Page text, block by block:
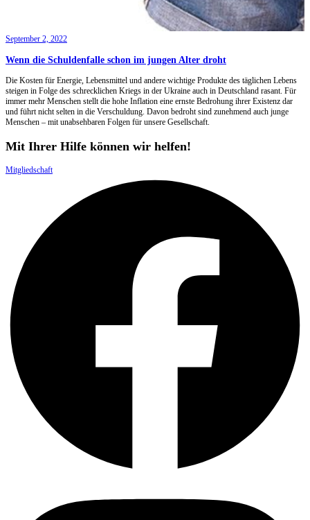
September 2, 2022
Wenn die Schuldenfalle schon im jungen Alter droht
Die Kosten für Energie, Lebensmittel und andere wichtige Produkte des täglichen Lebens
steigen in Folge des schrecklichen Kriegs in der Ukraine auch in Deutschland rasant. Für
immer mehr Menschen stellt die hohe Inflation eine ernste Bedrohung ihrer Existenz dar
und führt nicht selten in die Verschuldung. Davon bedroht sind zunehmend auch junge
Menschen – mit unabsehbaren Folgen für unsere Gesellschaft.
Mit Ihrer Hilfe können wir helfen!
Mitgliedschaft